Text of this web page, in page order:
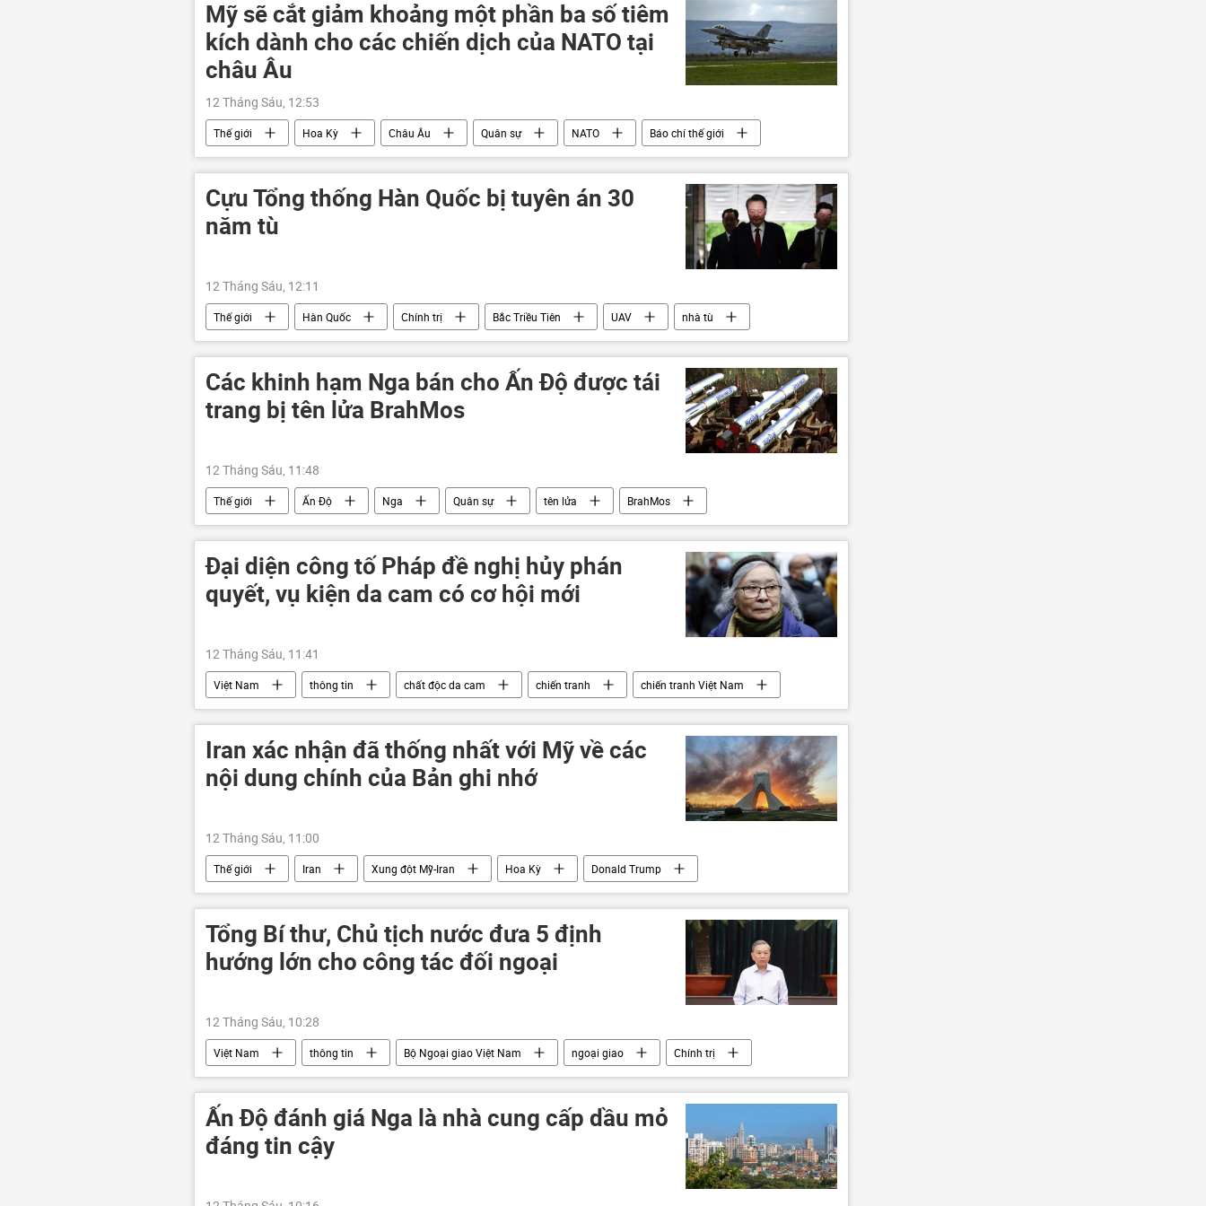
Mỹ sẽ cắt giảm khoảng một phần ba số tiêm
kích dành cho các chiến dịch của NATO tại
châu Âu
12 Tháng Sáu, 12:53
Thế giới Hoa Kỳ Châu Âu Quân sự NATO
Báo chí thế giới
F-16
máy bay tiêm kích
Cựu Tổng thống Hàn Quốc bị tuyên án 30
năm tù
12 Tháng Sáu, 12:11
Thế giới Hàn Quốc Chính trị Bắc Triều Tiên UAV
nhà tù
Tòa án
Các khinh hạm Nga bán cho Ấn Độ được tái
trang bị tên lửa BrahMos
12 Tháng Sáu, 11:48
Thế giới Ấn Độ Nga Quân sự tên lửa BrahMos
Đại diện công tố Pháp đề nghị hủy phán
quyết, vụ kiện da cam có cơ hội mới
12 Tháng Sáu, 11:41
Việt Nam thông tin chất độc da cam chiến tranh
chiến tranh Việt Nam
Pháp luật
Xã hội Hoa Kỳ
Iran xác nhận đã thống nhất với Mỹ về các
nội dung chính của Bản ghi nhớ
12 Tháng Sáu, 11:00
Thế giới Iran Xung đột Mỹ-Iran Hoa Kỳ
Donald Trump
Trung Đông
Tổng Bí thư, Chủ tịch nước đưa 5 định
hướng lớn cho công tác đối ngoại
12 Tháng Sáu, 10:28
Việt Nam thông tin Bộ Ngoại giao Việt Nam ngoại giao
Chính trị
Bộ Chính Trị VN
Tô Lâm Tổng bí thư Chủ tịch nước
Ấn Độ đánh giá Nga là nhà cung cấp dầu mỏ
đáng tin cậy